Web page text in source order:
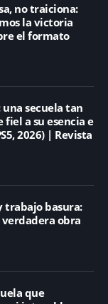
no traiciona:
la victoria
el formato
una secuela tan
a su esencia e
2026) | Revista
trabajo basura:
obra
que